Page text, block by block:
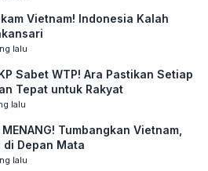
Vietnam! Indonesia Kalah
lalu
Sabet WTP! Ara Pastikan Setiap
Tepat untuk Rakyat
lalu
MENANG! Tumbangkan Vietnam,
Depan Mata
lalu